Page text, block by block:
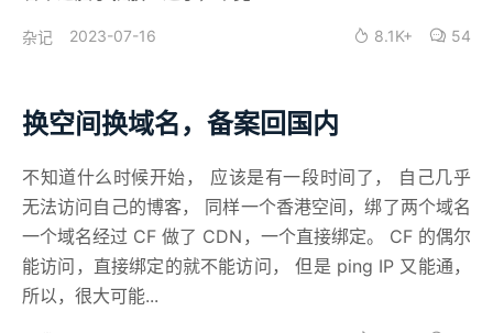
杂记 2023-07-16 8.1K+ 54
换空间换域名，备案回国内
不知道什么时候开始， 应该是有一段时间了， 自己几乎
无法访问自己的博客， 同样一个香港空间，绑了两个域名
一个域名经过 CF 做了 CDN，一个直接绑定。 CF 的偶尔
能访问，直接绑定的就不能访问， 但是 ping IP 又能通，
所以，很大可能...